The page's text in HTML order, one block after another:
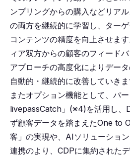
ンプリングからの購入などリア
の両方を継続的に学習し、ター
コンテンツの精度を向上させま
ィア双方からの顧客のフィード
アプローチの高度化によりデー
自動的・継続的に改善していきま
またオプション機能として、パ
livepassCatch」(※4)を活用し、
ず顧客データを踏まえたOne to
客」の実現や、AIソリューション
連携のより、CDPに集約された